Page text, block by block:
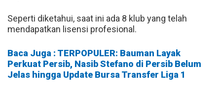
Seperti diketahui, saat ini ada 8 klub yang telah
mendapatkan lisensi profesional.
Baca Juga : TERPOPULER: Bauman Layak
Perkuat Persib, Nasib Stefano di Persib Belum
Jelas hingga Update Bursa Transfer Liga 1